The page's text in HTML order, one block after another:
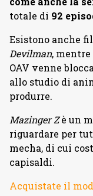
totale di 92
Esistono anche
Devilman,
OAV venne
allo studio di
produrre.
Mazinger Zè un
riguardare per
mecha, di cui
capisaldi.
Acquistate il